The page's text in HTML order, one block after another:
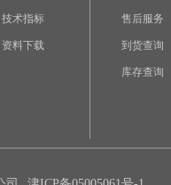
技术指标
资料下载
售后服务
到货查询
库存查询